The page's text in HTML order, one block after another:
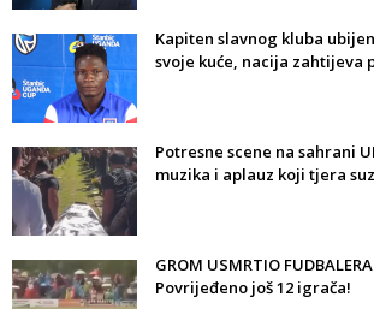
Kapiten slavnog kluba
svoje kuće, nacija zahtijeva
Potresne scene na sahrani
muzika i aplauz koji tjera
GROM USMRTIO
Povrijeđeno još 12 igrača!